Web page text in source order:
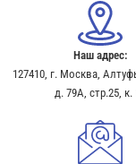
Наш адрес:
127410, г. Москва,
д. 79А, стр.25, к.